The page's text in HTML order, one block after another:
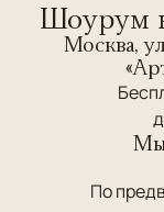
Шоурум
Москва,
Мы
По